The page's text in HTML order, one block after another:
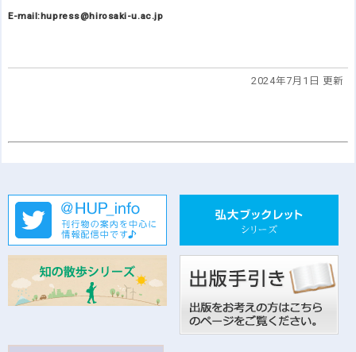
E-mail:hupress@hirosaki-u.ac.jp
2024年7月1日 更新